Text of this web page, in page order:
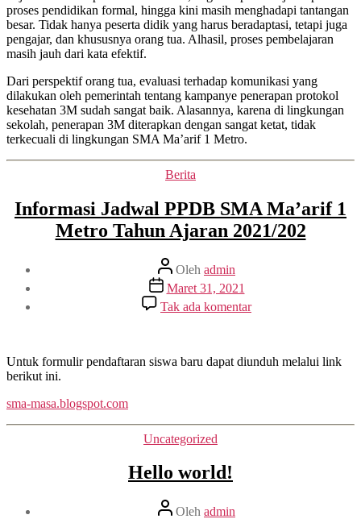
Lingkungan
Sekolah
proses pendidikan formal, hingga kini masih menghadapi tantangan
besar. Tidak hanya peserta didik yang harus beradaptasi, tetapi juga
pengajar, dan khususnya orang tua. Alhasil, proses pembelajaran
masih jauh dari kata efektif.
Dari perspektif orang tua, evaluasi terhadap komunikasi yang
dilakukan oleh pemerintah tentang kampanye penerapan protokol
kesehatan 3M sudah sangat baik. Alasannya, karena di lingkungan
sekolah, penerapan 3M diterapkan dengan sangat ketat, tidak
terkecuali di lingkungan SMA Ma’arif 1 Metro.
Kategori
Berita
Informasi Jadwal PPDB SMA Ma’arif 1
Metro Tahun Ajaran 2021/202
Penulis
artikel
Oleh admin
Tanggal
artikel
Maret 31, 2021
Tak ada komentarpada
Informasi
SMA
Untuk formulir pendaftaran siswa baru dapat diunduh melalui link
berikut ini.
sma-masa.blogspot.com
Kategori
Uncategorized
Hello world!
PenulisOleh admin